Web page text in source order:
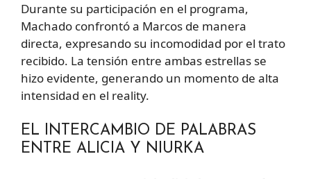
Durante su participación en el programa,
Machado confrontó a Marcos de manera
directa, expresando su incomodidad por el trato
recibido. La tensión entre ambas estrellas se
hizo evidente, generando un momento de alta
intensidad en el reality.
EL INTERCAMBIO DE PALABRAS
ENTRE ALICIA Y NIURKA